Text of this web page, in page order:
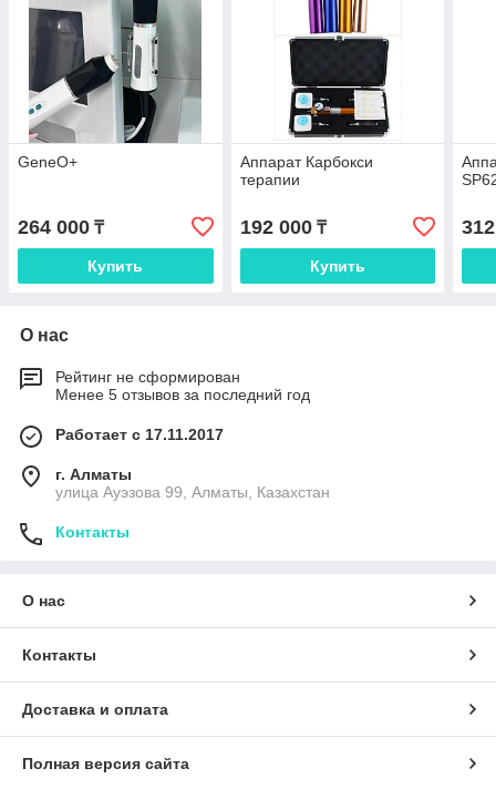
GeneO+
264 000 ₸
Купить
Аппарат Карбокси
терапии
192 000₸
Купить
О нас
Рейтинг не сформирован
Менее 5 отзывов за последний год
Работает с 17.11.2017
г. Алматы
улица Ауэзова 99, Алматы, Казахстан
Контакты
О нас
Контакты
Доставка и оплата
Полная версия сайта